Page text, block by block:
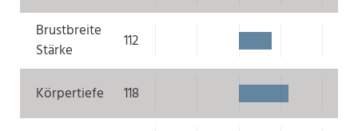
Brustbreite
Stärke
112
Körpertiefe 118